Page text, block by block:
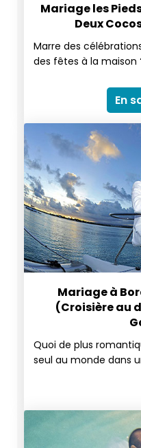
Mariage les
Deux
Marre des
des fêtes à la maison
n’hésitez pas à le
sous le doux soleil de
avec une belle plage
cristalline et d’un
des Deux Cocos au
Bay. Offrez-vous
monde qui court,
île unique pour vous
l’eau, les vêtements
de la brise chaude et
En
Mariage à
(Croisière au
Quoi de plus
seul au monde dans
cristallin mauricien,
scintille sur cette